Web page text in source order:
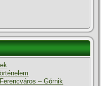
– Górnik